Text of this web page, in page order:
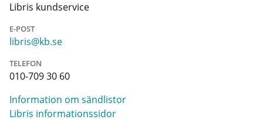
Libris kundservice
E-POST
libris@kb.se
TELEFON
010-709 30 60
Information om sändlistor
Libris informationssidor